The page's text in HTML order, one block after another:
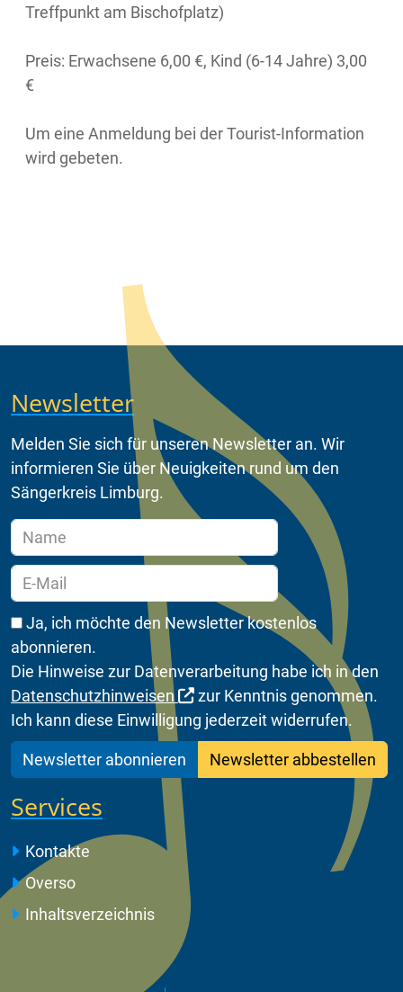
Treffpunkt am Bischofplatz)
Preis: Erwachsene 6,00 €, Kind (6-14 Jahre) 3,00
€
Um eine Anmeldung bei der Tourist-Information
wird gebeten.
Newsletter
Melden Sie sich für unseren Newsletter an. Wir
informieren Sie über Neuigkeiten rund um den
Sängerkreis Limburg.
Ja, ich möchte den Newsletter kostenlos
abonnieren.
Die Hinweise zur Datenverarbeitung habe ich in den
Datenschutzhinweisen
zur Kenntnis genommen.
Ich kann diese Einwilligung jederzeit widerrufen.
Newsletter abonnieren Newsletter abbestellen
Services
Kontakte
Overso
Inhaltsverzeichnis